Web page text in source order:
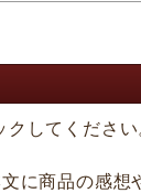
してください
に商品の感想